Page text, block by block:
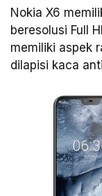
Nokia X6
beresolusi Full
memiliki aspek
dilapisi kaca